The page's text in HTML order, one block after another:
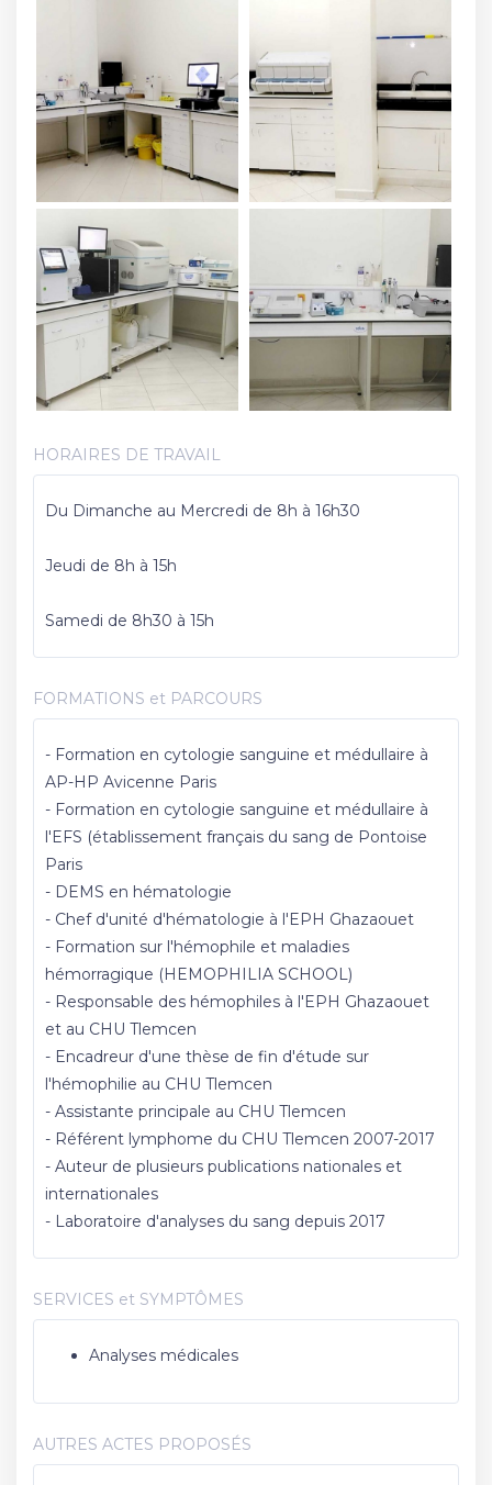
HORAIRES DE TRAVAIL
Du Dimanche au Mercredi de 8h à 16h30
Jeudi de 8h à 15h
Samedi de 8h30 à 15h
FORMATIONS et PARCOURS
- Formation en cytologie sanguine et médullaire à
AP-HP Avicenne Paris
- Formation en cytologie sanguine et médullaire à
l'EFS (établissement français du sang de Pontoise
Paris
- DEMS en hématologie
- Chef d'unité d'hématologie à l'EPH Ghazaouet
- Formation sur l'hémophile et maladies
hémorragique (HEMOPHILIA SCHOOL)
- Responsable des hémophiles à l'EPH Ghazaouet
et au CHU Tlemcen
- Encadreur d'une thèse de fin d'étude sur
l'hémophilie au CHU Tlemcen
- Assistante principale au CHU Tlemcen
- Référent lymphome du CHU Tlemcen 2007-2017
- Auteur de plusieurs publications nationales et
internationales
- Laboratoire d'analyses du sang depuis 2017
SERVICES et SYMPTÔMES
Analyses médicales
AUTRES ACTES PROPOSÉS